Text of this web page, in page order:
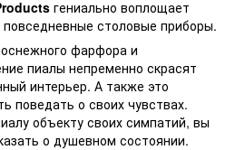
гениально воплощает
столовые приборы.
фарфора и
пиалы непременно скрасят
интерьер. А также это
поведать о своих чувствах.
объекту своих симпатий, вы
о душевном состоянии.